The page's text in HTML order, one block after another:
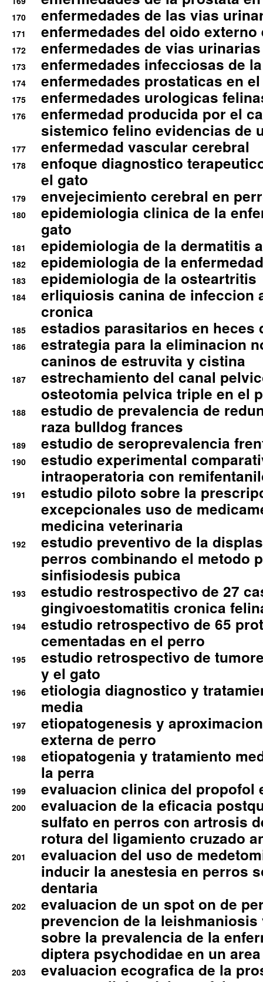
170 enfermedades de las vias
171 enfermedades del oido
172 enfermedades de vias
173 enfermedades infecciosas de
174 enfermedades prostaticas en
175 enfermedades urologicas
176
enfermedad producida por el
sistemico felino evidencias de
177 enfermedad vascular cerebral
178
enfoque diagnostico
el gato
179 envejecimiento cerebral en
180
epidemiologia clinica de la
gato
181 epidemiologia de la dermatitis
182 epidemiologia de la
183 epidemiologia de la osteartritis
184
erliquiosis canina de infeccion
cronica
185 estadios parasitarios en heces
186
estrategia para la eliminacion
caninos de estruvita y cistina
187
estrechamiento del canal
osteotomia pelvica triple en el
188
estudio de prevalencia de
raza bulldog frances
189 estudio de seroprevalencia
190
estudio experimental
intraoperatoria con
191
estudio piloto sobre la
excepcionales uso de
medicina veterinaria
192
estudio preventivo de la
perros combinando el metodo
sinfisiodesis pubica
193
estudio restrospectivo de 27
gingivoestomatitis cronica
194
estudio retrospectivo de 65
cementadas en el perro
195
estudio retrospectivo de
y el gato
196
etiologia diagnostico y
media
197
etiopatogenesis y
externa de perro
198
etiopatogenia y tratamiento
la perra
199 evaluacion clinica del propofol
200
evaluacion de la eficacia
sulfato en perros con artrosis
rotura del ligamiento cruzado
201
evaluacion del uso de
inducir la anestesia en perros
dentaria
202
evaluacion de un spot on de
prevencion de la
sobre la prevalencia de la
diptera psychodidae en un
203 evaluacion ecografica de la